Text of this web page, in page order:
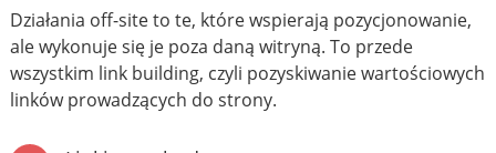
Działania off-site to te, które wspierają pozycjonowanie,
ale wykonuje się je poza daną witryną. To przede
wszystkim link building, czyli pozyskiwanie wartościowych
linków prowadzących do strony.